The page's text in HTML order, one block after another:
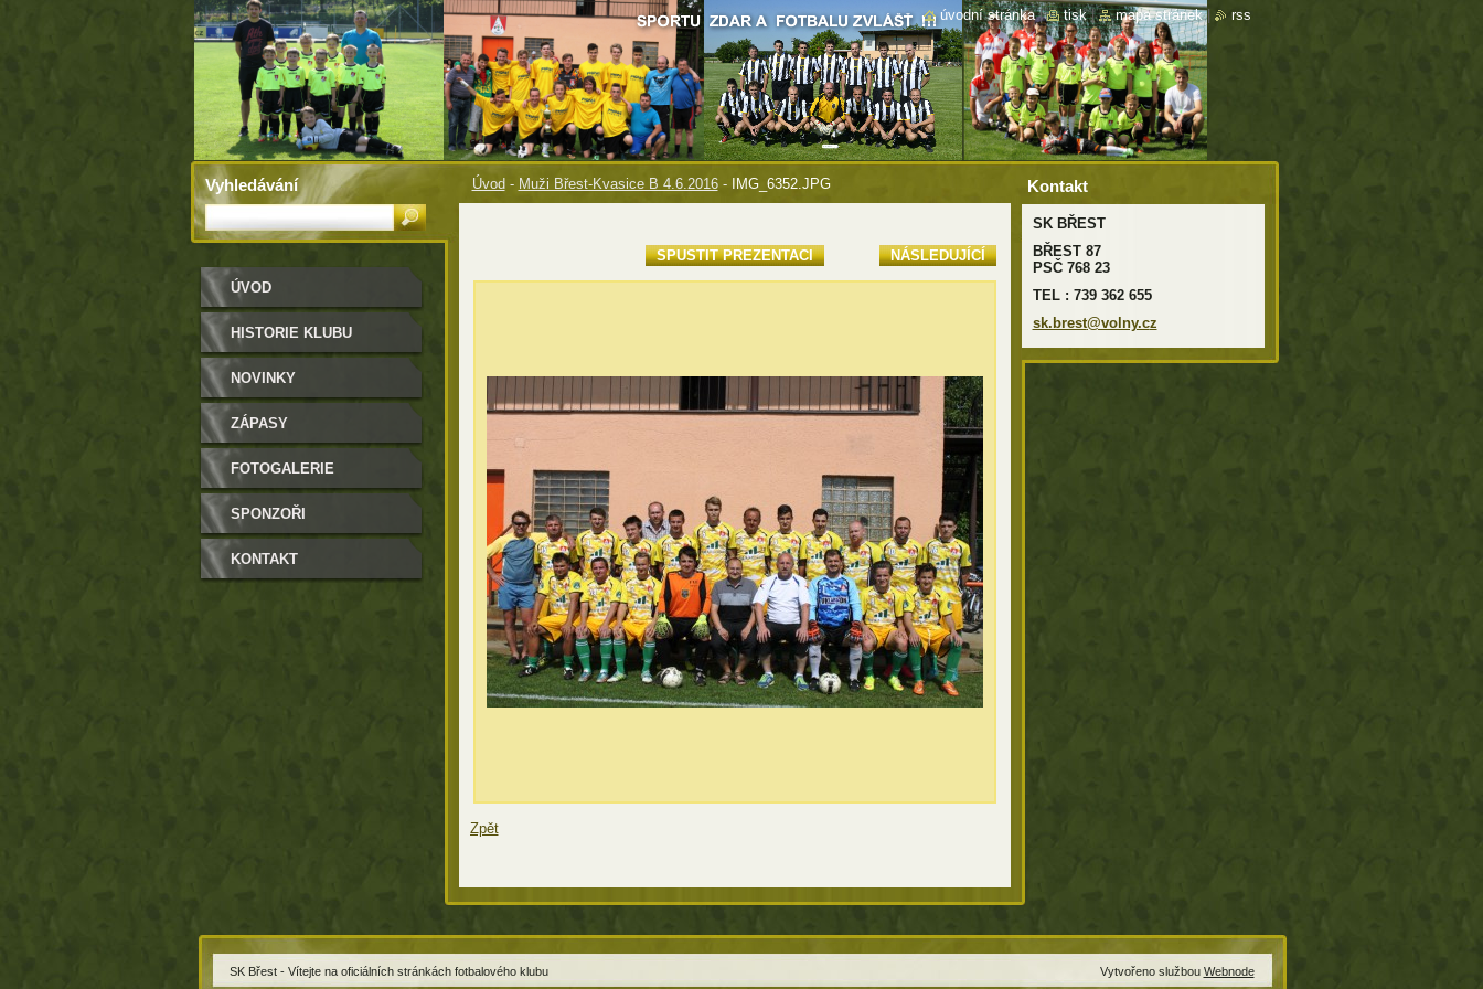
Úvod - Muži Břest-Kvasice B 4.6.2016 - IMG_6352.JPG
SPUSTIT PREZENTACI NÁSLEDUJÍCÍ
Zpět
ÚVOD
HISTORIE KLUBU
NOVINKY
ZÁPASY
FOTOGALERIE
SPONZOŘI
KONTAKT
Kontakt
SK BŘEST
BŘEST 87
PSČ 768 23
TEL : 739 362 655
sk.brest@volny.cz
Vyhledávání
úvodní stránka | tisk | mapa stránek | rss
SK Břest - Vítejte na oficiálních stránkách fotbalového klubu Vytvořeno službou Webnode